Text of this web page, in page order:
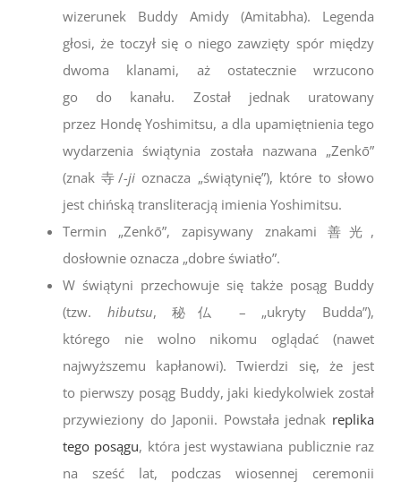
wizerunek Buddy Amidy (Amitabha).
Legenda
głosi, że toczył się o niego zawzięty spór między
dwoma klanami, aż ostatecznie wrzucono
go do kanału.
Został jednak uratowany
przez Hondę Yoshimitsu, a dla upamiętnienia tego
wydarzenia świątynia została nazwana „Zenkō”
(znak寺/-jioznacza „świątynię”), które to słowo
jest chińską transliteracją imienia Yoshimitsu.
Termin „Zenkō”, zapisywany znakami 善光,
dosłownie oznacza „dobre światło”.
W świątyni przechowuje się także posąg Buddy
(tzw. hibutsu,秘仏
– „ukryty Budda”),
którego nie wolno nikomu oglądać (nawet
najwyższemu kapłanowi). Twierdzi się, że jest
to pierwszy posąg Buddy, jaki kiedykolwiek został
przywieziony do Japonii. Powstała jednak replika
tego posągu, która jest wystawiana publicznie raz
na sześć lat, podczas wiosennej ceremonii